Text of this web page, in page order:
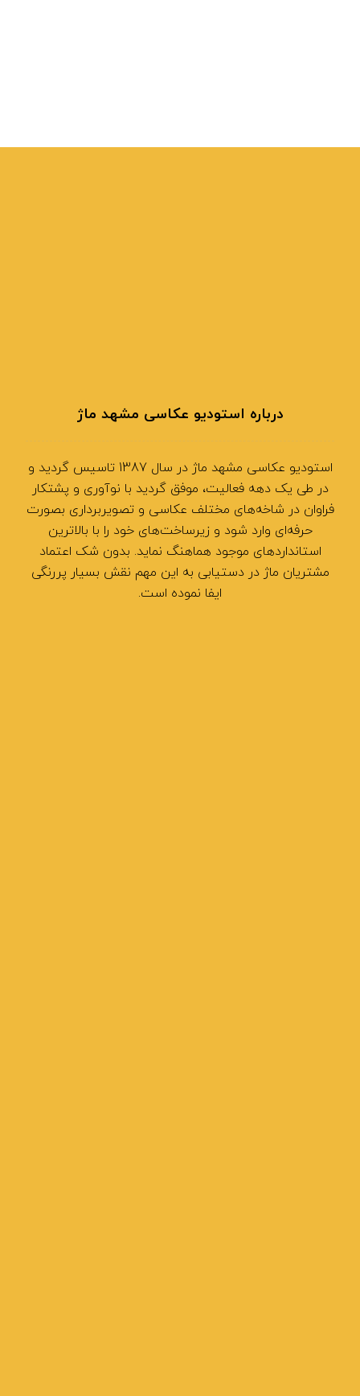
درباره استودیو عکاسی مشهد ماژ
استودیو عکاسی مشهد ماژ در سال 1387 تاسیس گردید و
در طی یک دهه فعالیت، موفق گردید با نوآوری و پشتکار
فراوان در شاخه‌های مختلف عکاسی و تصویربرداری بصورت
حرفه‌ای وارد شود و زیرساخت‌های خود را با بالاترین
استانداردهای موجود هماهنگ نماید. بدون شک اعتماد
مشتریان ماژ در دستیابی به این مهم نقش بسیار پررنگی
ایفا نموده است.